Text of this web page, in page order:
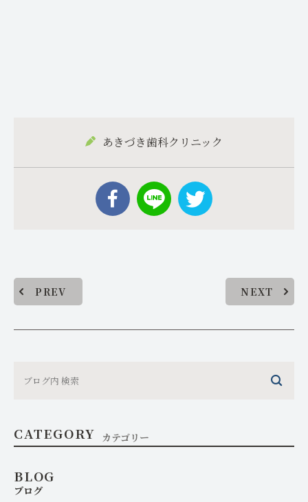
あきづき歯科クリニック
PREV NEXT
CATEGORY カテゴリー
BLOG
ブログ